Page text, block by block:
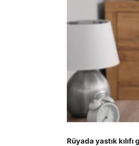
Rüyada yastık kılıfı